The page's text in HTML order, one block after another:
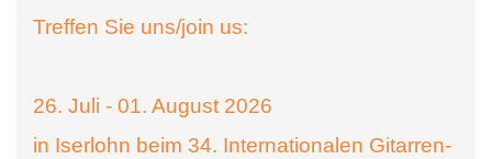
Treffen Sie uns/join us:
26. Juli - 01. August 2026
in Iserlohn beim 34. Internationalen Gitarren-